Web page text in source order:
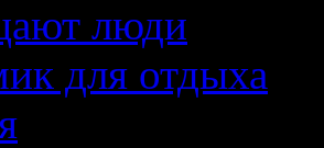
люди
для отдыха